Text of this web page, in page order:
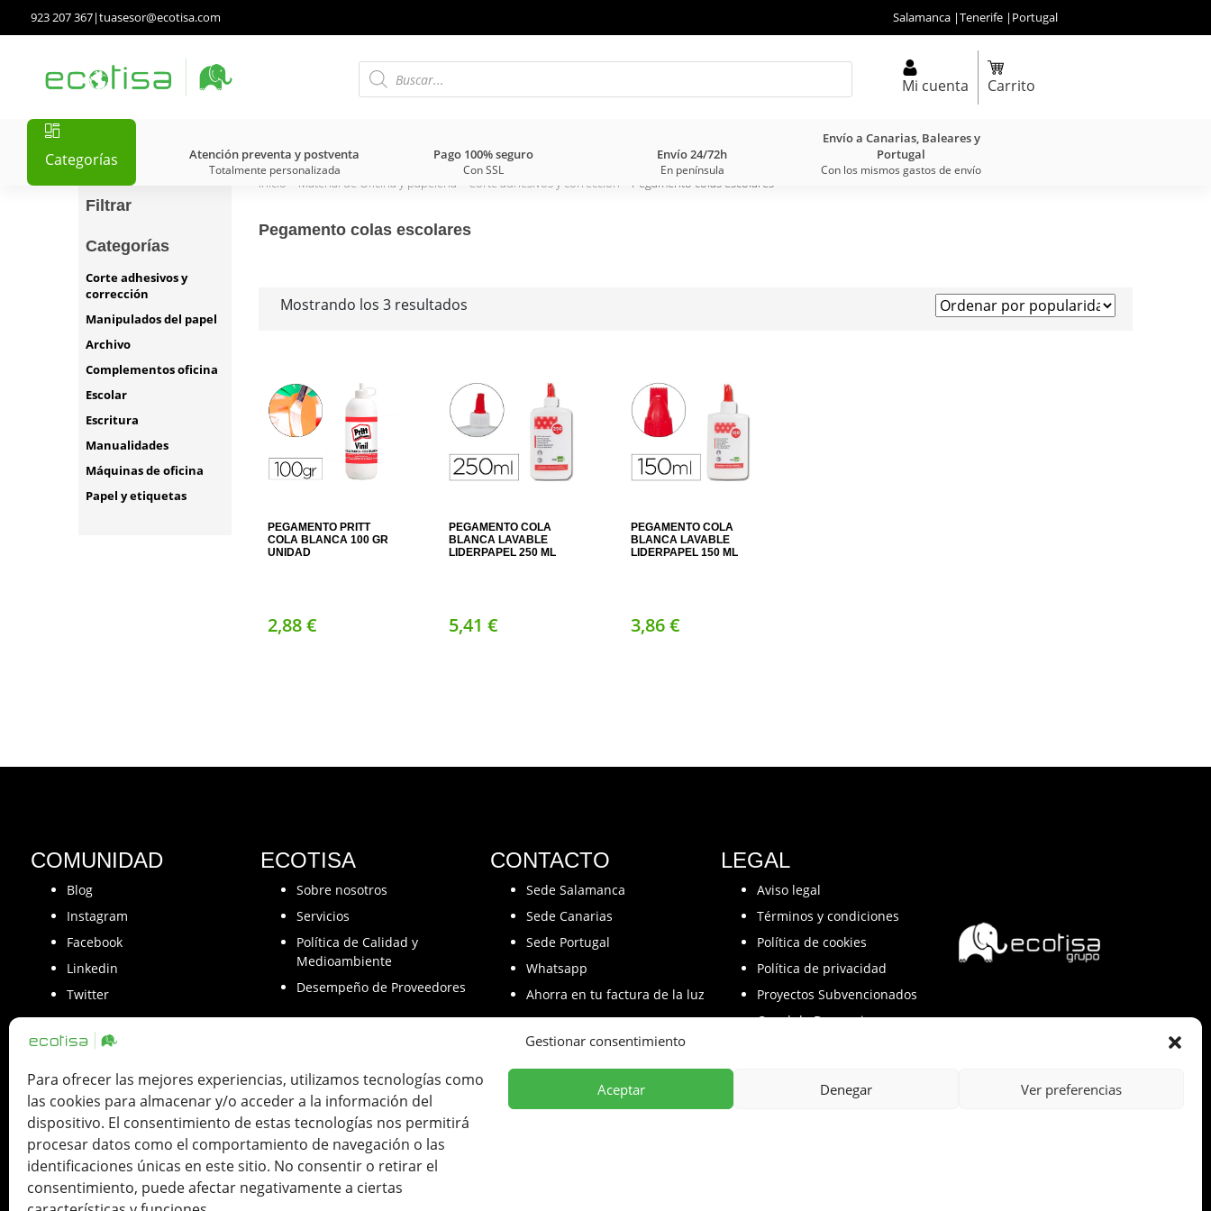
Gestionar consentimiento
Para ofrecer las mejores experiencias, utilizamos tecnologías como
las cookies para almacenar y/o acceder a la información del
dispositivo. El consentimiento de estas tecnologías nos permitirá
procesar datos como el comportamiento de navegación o las
identificaciones únicas en este sitio. No consentir o retirar el
consentimiento, puede afectar negativamente a ciertas
Aceptar Denegar Ver preferencias
923 207 367|tuasesor@ecotisa.com Salamanca |Tenerife | Portugal
Mi cuenta Carrito
Categorías Atención preventa y postventa
Totalmente personalizada
Pago 100% seguro
Con SSL
Envío 24/72h
En península
Envío a Canarias, Baleares y
Portugal
Con los mismos gastos de envío
Filtrar
Categorías
Corte adhesivos y
corrección
Manipulados del papel
Archivo
Complementos oficina
Escolar
Escritura
Manualidades
Máquinas de oficina
Papel y etiquetas
Inicio Material de Oficina y papelería Corte adhesivos y corrección > Pegamento colas escolares
Pegamento colas escolares
Mostrando los 3 resultados
PEGAMENTO PRITT
COLA BLANCA 100 GR
UNIDAD
2,88€
PEGAMENTO COLA
BLANCA LAVABLE
LIDERPAPEL 250 ML
5,41 €
PEGAMENTO COLA
BLANCA LAVABLE
LIDERPAPEL 150 ML
3,86 €
COMUNIDAD
Blog
Instagram
Facebook
Linkedin
Twitter
ECOTISA
Sobre nosotros
Servicios
Política de Calidad y
Medioambiente
Desempeño de Proveedores
CONTACTO
Sede Salamanca
Sede Canarias
Sede Portugal
Whatsapp
Ahorra en tu factura de la luz
LEGAL
Aviso legal
Términos y condiciones
Política de cookies
Política de privacidad
Proyectos Subvencionados
Canal de Denuncias
Ecotisa una Tinta de Impresión SLU. ha participado en el Programa de Iniciación a la Exportación ICEX-Next, y ha contado con el apoyo de ICEX, así
como con la cofinanciación de Fondos Europeos FEDER, habiendo contribuido según la medida de los mismos, al crecimiento económico de esta